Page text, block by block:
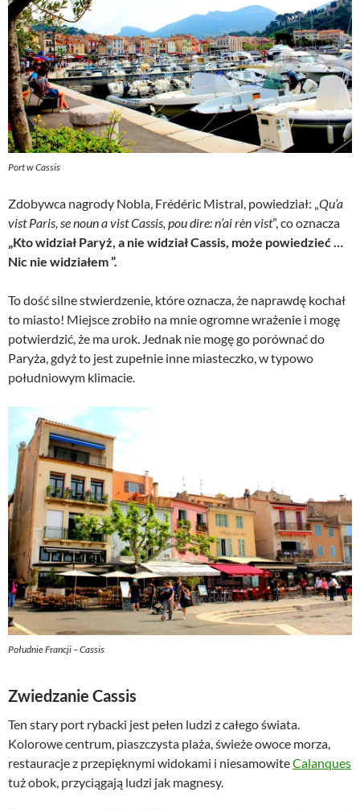
Port w Cassis
Zdobywca nagrody Nobla, Frédéric Mistral, powiedział: „ Qu’a
vist Paris, se noun a vist Cassis, pou dire: n’ai rèn vist”, co oznacza
„Kto widział Paryż, a nie widział Cassis, może powiedzieć …
Nic nie widziałem ”.
To dość silne stwierdzenie, które oznacza, że naprawdę kochał
to miasto! Miejsce zrobiło na mnie ogromne wrażenie i mogę
potwierdzić, że ma urok. Jednak nie mogę go porównać do
Paryża, gdyż to jest zupełnie inne miasteczko, w typowo
południowym klimacie.
Południe Francji – Cassis
Zwiedzanie Cassis
Ten stary port rybacki jest pełen ludzi z całego świata.
Kolorowe centrum, piaszczysta plaża, świeże owoce morza,
restauracje z przepięknymi widokami i niesamowiteCalanques
tuż obok, przyciągają ludzi jak magnesy.